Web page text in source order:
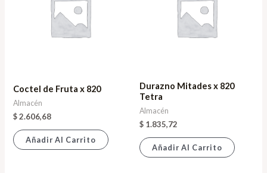
Coctel de Fruta x 820
Almacén
$2.606,68
Añadir Al Carrito
Durazno Mitades x 820
Tetra
Almacén
$ 1.835,72
Añadir Al Carrito